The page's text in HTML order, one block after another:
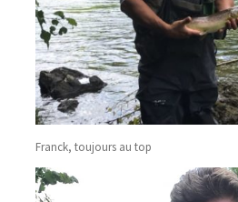
Franck, toujours au top